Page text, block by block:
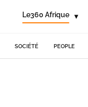
Le360 Afrique ▾
SOCIÉTÉ PEOPLE